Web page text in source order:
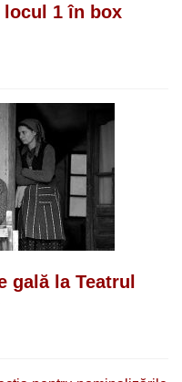
locul 1 în box
gală la Teatrul